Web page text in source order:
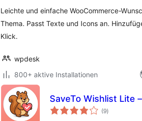
Leichte und einfache WooCommerce-
Thema. Passt Texte und Icons an.
Klick.
wpdesk
800+ aktive Installationen
SaveTo Wishlist Lite
(9Bewertungen
insgesamt
)